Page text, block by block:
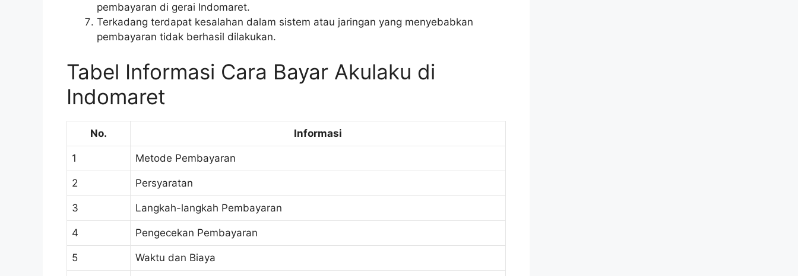
pembayaran di gerai Indomaret.
Terkadang terdapat kesalahan dalam sistem atau jaringan yang menyebabkan
pembayaran tidak berhasil dilakukan.
Tabel Informasi Cara Bayar Akulaku di
Indomaret
No. Informasi
1 Metode Pembayaran
2 Persyaratan
3 Langkah-langkah Pembayaran
4 Pengecekan Pembayaran
5 Waktu dan Biaya